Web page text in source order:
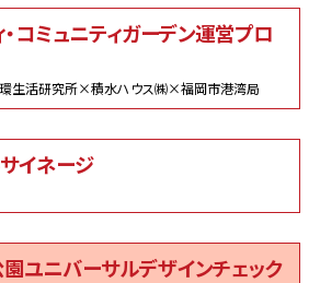
コミュニティガーデン運営プロ
生活研究所×積水ハウス㈱×福岡市港湾局
イネージ
ユニバーサルデザインチェック